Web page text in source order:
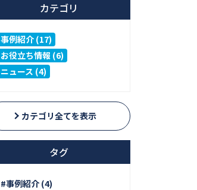
カテゴリ
事例紹介 (17)
お役立ち情報 (6)
ニュース (4)
カテゴリ全てを表示
タグ
#事例紹介 (4)